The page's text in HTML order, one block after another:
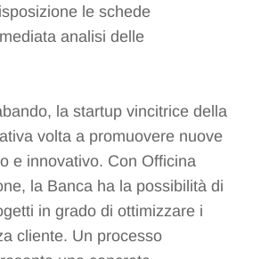
le schede
analisi delle
la startup vincitrice della
volta a promuovere nuove
e innovativo. Con Officina
la Banca ha la possibilità di
in grado di ottimizzare i
cliente. Un processo